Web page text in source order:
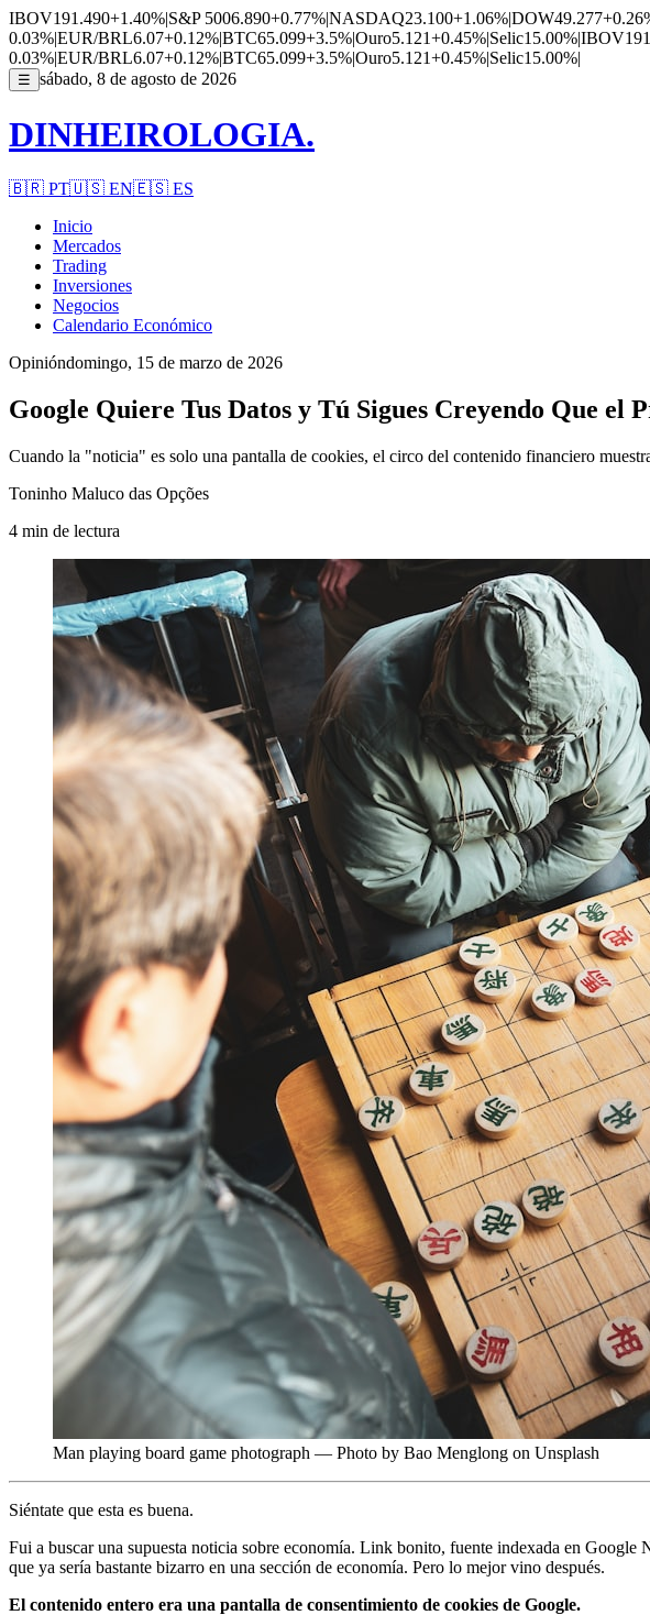
IBOV191.490+1.40%|S&P 5006.890+0.77%|NASDAQ23.100+1.06%|DOW49.277
0.03%|EUR/BRL6.07+0.12%|BTC65.099+3.5%|Ouro5.121+0.45%|Selic15.00%|IBOV
0.03%|EUR/BRL6.07+0.12%|BTC65.099+3.5%|Ouro5.121+0.45%|Selic15.00%|
☰ sábado, 8 de agosto de 2026
DINHEIROLOGIA.
🇧🇷 PT🇺🇸 EN🇪🇸 ES
Inicio
Mercados
Trading
Inversiones
Negocios
Calendario Económico
Opinióndomingo, 15 de marzo de 2026
Google Quiere Tus Datos y Tú Sigues Creyendo Que el
Cuando la "noticia" es solo una pantalla de cookies, el circo del contenido financiero
Toninho Maluco das Opções
4 min de lectura
Man playing board game photograph — Photo by Bao Menglong on Unsplash
Siéntate que esta es buena.
Fui a buscar una supuesta noticia sobre economía. Link bonito, fuente indexada en
que ya sería bastante bizarro en una sección de economía. Pero lo mejor vino después.
El contenido entero era una pantalla de consentimiento de cookies de Google.